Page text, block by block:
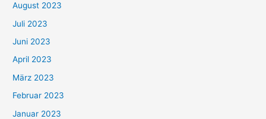
August 2023
Juli 2023
Juni 2023
April 2023
März 2023
Februar 2023
Januar 2023